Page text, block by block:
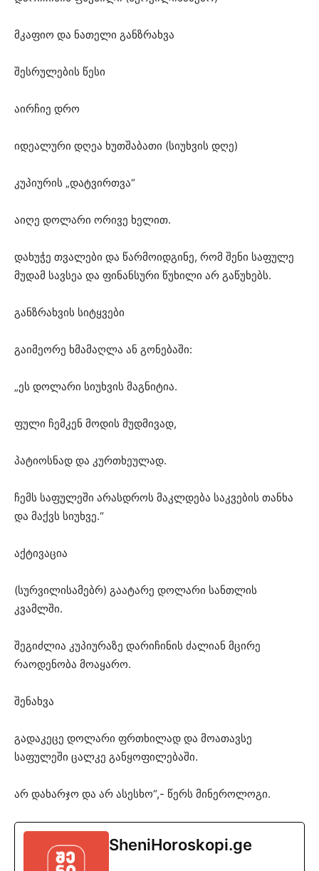
მკაფიო და ნათელი განზრახვა
შესრულების წესი
აირჩიე დრო
იდეალური დღეა ხუთშაბათი (სიუხვის დღე)
კუპიურის „დატვირთვა“
აიღე დოლარი ორივე ხელით.
დახუჭე თვალები და წარმოიდგინე, რომ შენი საფულე
მუდამ სავსეა და ფინანსური წუხილი არ გაწუხებს.
განზრახვის სიტყვები
გაიმეორე ხმამაღლა ან გონებაში:
„ეს დოლარი სიუხვის მაგნიტია.
ფული ჩემკენ მოდის მუდმივად,
პატიოსნად და კურთხეულად.
ჩემს საფულეში არასდროს მაკლდება საკვების თანხა
და მაქვს სიუხვე.“
აქტივაცია
(სურვილისამებრ) გაატარე დოლარი სანთლის
კვამლში.
შეგიძლია კუპიურაზე დარიჩინის ძალიან მცირე
რაოდენობა მოაყარო.
შენახვა
გადაკეცე დოლარი ფრთხილად და მოათავსე
საფულეში ცალკე განყოფილებაში.
არ დახარჯო და არ ასესხო“,- წერს მინეროლოგი.
SheniHoroskopi.ge